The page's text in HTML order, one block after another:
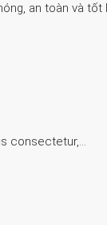
an toàn và tốt
consectetur,…